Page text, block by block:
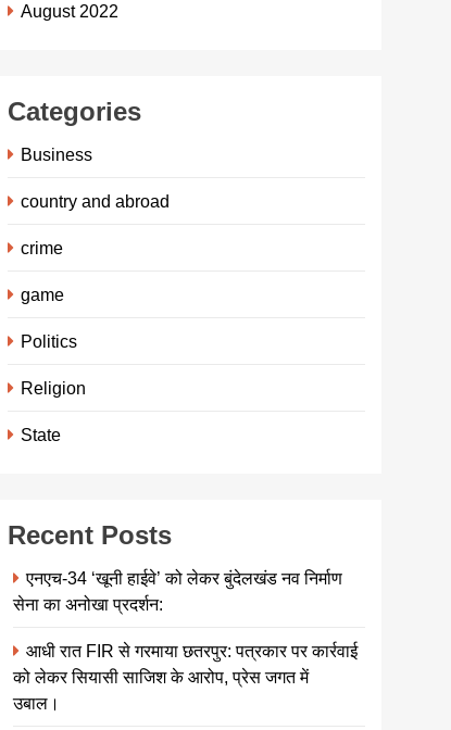
August 2022
Categories
Business
country and abroad
crime
game
Politics
Religion
State
Recent Posts
एनएच-34 ‘खूनी हाईवे’ को लेकर बुंदेलखंड नव निर्माण
सेना का अनोखा प्रदर्शन:
आधी रात FIR से गरमाया छतरपुर: पत्रकार पर कार्रवाई
को लेकर सियासी साजिश के आरोप, प्रेस जगत में
उबाल।